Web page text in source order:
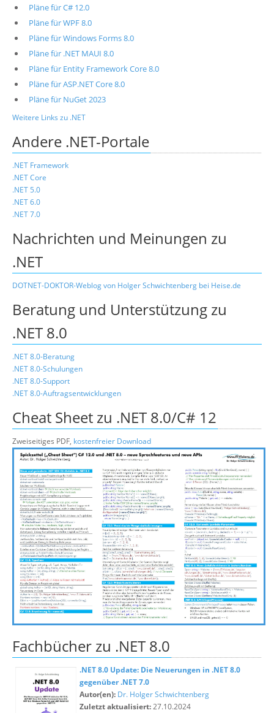
Pläne für C# 12.0
Pläne für WPF 8.0
Pläne für Windows Forms 8.0
Pläne für .NET MAUI 8.0
Pläne für Entity Framework Core 8.0
Pläne für ASP.NET Core 8.0
Pläne für NuGet 2023
Weitere Links zu .NET
Andere .NET-Portale
.NET Framework
.NET Core
.NET 5.0
.NET 6.0
.NET 7.0
Nachrichten und Meinungen zu
.NET
DOTNET-DOKTOR-Weblog von Holger Schwichtenberg bei Heise.de
Beratung und Unterstützung zu
.NET 8.0
.NET 8.0-Beratung
.NET 8.0-Schulungen
.NET 8.0-Support
.NET 8.0-Auftragsentwicklungen
Cheat Sheet zu .NET 8.0/C# 12
Zweiseitiges PDF, kostenfreier Download
Fachbücher zu .NET 8.0
.NET 8.0 Update: Die Neuerungen in .NET 8.0
gegenüber .NET 7.0
Autor(en): Dr. Holger Schwichtenberg
Zuletzt aktualisiert:27.10.2024